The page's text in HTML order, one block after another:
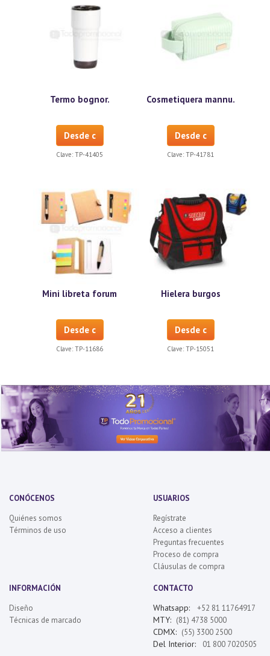
Termo bognor.
Desde c
Clave: TP-41405
Cosmetiquera mannu.
Desde c
Clave: TP-41781
Mini libreta forum
Desde c
Clave: TP-11686
Hielera burgos
Desde c
Clave: TP-15051
CONÓCENOS
Quiénes somos
Términos de uso
USUARIOS
Regístrate
Acceso a clientes
Preguntas frecuentes
Proceso de compra
Cláusulas de compra
INFORMACIÓN
Diseño
Técnicas de marcado
CONTACTO
Whatsapp: +52 81 11764917
MTY: (81) 4738 5000
CDMX: (55) 3300 2500
Del Interior: 01 800 7020505